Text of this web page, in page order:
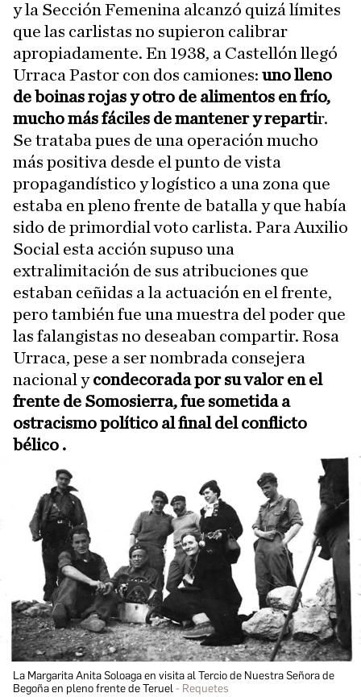
y la Sección Femenina alcanzó quizá límites
que las carlistas no supieron calibrar
apropiadamente. En 1938, a Castellón llegó
Urraca Pastor con dos camiones: uno lleno
de boinas rojas y otro de alimentos en frío,
mucho más fáciles de mantener y repartir.
Se trataba pues de una operación mucho
más positiva desde el punto de vista
propagandístico y logístico a una zona que
estaba en pleno frente de batalla y que había
sido de primordial voto carlista. Para Auxilio
Social esta acción supuso una
extralimitación de sus atribuciones que
estaban ceñidas a la actuación en el frente,
pero también fue una muestra del poder que
las falangistas no deseaban compartir. Rosa
Urraca, pese a ser nombrada consejera
nacional ycondecorada por su valor en el
frente de Somosierra, fue sometida a
ostracismo político al final del conflicto
bélico .
La Margarita Anita Soloaga en visita al Tercio de Nuestra Señora de
Begoña en pleno frente de Teruel
Requetes